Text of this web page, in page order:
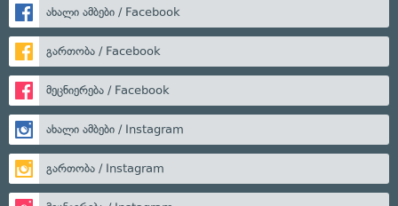
ახალი ამბები / Facebook
გართობა / Facebook
მეცნიერება / Facebook
ახალი ამბები / Instagram
გართობა / Instagram